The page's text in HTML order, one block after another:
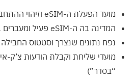
מועד הפעלת ה-eSIM וזיהוי ההתחברות הראשונה לרשת
המדינה בה ה-eSIM פעיל ומעברים בין מדינות
נפח נתונים שנצרך וסטטוס החבילה
מועדי שליחת וקבלת הודעות צ’ק-אין
“בסדר”)